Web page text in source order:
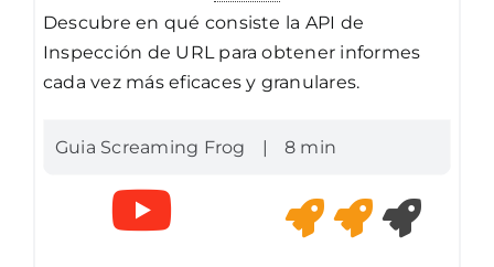
Descubre en qué consiste la API de
Inspección de URL para obtener informes
cada vez más eficaces y granulares.
Guia Screaming Frog | 8 min